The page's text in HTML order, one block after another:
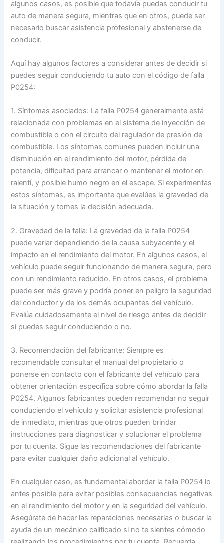
algunos casos, es posible que todavía puedas conducir tu
auto de manera segura, mientras que en otros, puede ser
necesario buscar asistencia profesional y abstenerse de
conducir.
Aquí hay algunos factores a considerar antes de decidir si
puedes seguir conduciendo tu auto con el código de falla
P0254:
1. Síntomas asociados: La falla P0254 generalmente está
relacionada con problemas en el sistema de inyección de
combustible o con el circuito del regulador de presión de
combustible. Los síntomas comunes pueden incluir una
disminución en el rendimiento del motor, pérdida de
potencia, dificultad para arrancar o mantener el motor en
ralentí, y posible humo negro en el escape. Si experimentas
estos síntomas, es importante que evalúes la gravedad de
la situación y tomes la decisión adecuada.
2. Gravedad de la falla: La gravedad de la falla P0254
puede variar dependiendo de la causa subyacente y el
impacto en el rendimiento del motor. En algunos casos, el
vehículo puede seguir funcionando de manera segura, pero
con un rendimiento reducido. En otros casos, el problema
puede ser más grave y podría poner en peligro la seguridad
del conductor y de los demás ocupantes del vehículo.
Evalúa cuidadosamente el nivel de riesgo antes de decidir
si puedes seguir conduciendo o no.
3. Recomendación del fabricante: Siempre es
recomendable consultar el manual del propietario o
ponerse en contacto con el fabricante del vehículo para
obtener orientación específica sobre cómo abordar la falla
P0254. Algunos fabricantes pueden recomendar no seguir
conduciendo el vehículo y solicitar asistencia profesional
de inmediato, mientras que otros pueden brindar
instrucciones para diagnosticar y solucionar el problema
por tu cuenta. Sigue las recomendaciones del fabricante
para evitar cualquier daño adicional al vehículo.
En cualquier caso, es fundamental abordar la falla P0254 lo
antes posible para evitar posibles consecuencias negativas
en el rendimiento del motor y en la seguridad del vehículo.
Asegúrate de hacer las reparaciones necesarias o buscar la
ayuda de un mecánico calificado si no te sientes cómodo